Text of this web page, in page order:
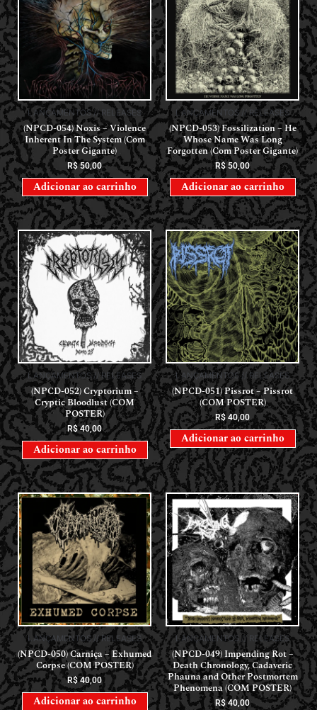
LANÇAMENTOS // RELEASES
(NPCD-054) Noxis – Violence
Inherent In The System (Com
Poster Gigante)
R$50,00
Adicionar ao carrinho
LANÇAMENTOS // RELEASES
(NPCD-053) Fossilization – He
Whose Name Was Long
Forgotten (Com Poster Gigante)
R$ 50,00
Adicionar ao carrinho
LANÇAMENTOS // RELEASES
(NPCD-052) Cryptorium –
Cryptic Bloodlust (COM
POSTER)
R$40,00
Adicionar ao carrinho
LANÇAMENTOS // RELEASES
(NPCD-051) Pissrot – Pissrot
(COM POSTER)
R$40,00
Adicionar ao carrinho
LANÇAMENTOS // RELEASES
(NPCD-050) Carniça – Exhumed
Corpse (COM POSTER)
R$40,00
Adicionar ao carrinho
LANÇAMENTOS // RELEASES
(NPCD-049) Impending Rot –
Death Chronology, Cadaveric
Phauna and Other Postmortem
Phenomena (COM POSTER)
R$40,00